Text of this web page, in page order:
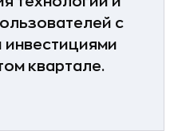
с
квартале.